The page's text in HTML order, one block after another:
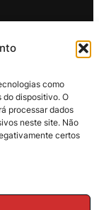
como
do dispositivo. O
processar dados
neste site. Não
certos